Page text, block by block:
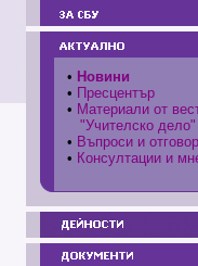
• Новини
• Пресцентър
• Материали от
"Учителско дело"
• Въпроси и
• Консултации и